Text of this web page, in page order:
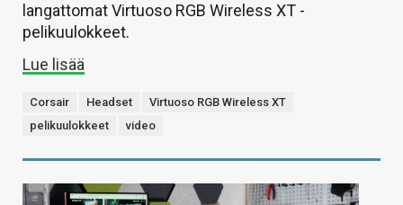
langattomat Virtuoso RGB Wireless XT -
pelikuulokkeet.
Lue lisää
Corsair Headset
Virtuoso RGB Wireless XT
pelikuulokkeet
video